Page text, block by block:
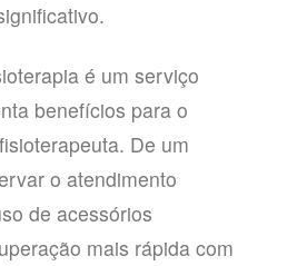
é um serviço
benefícios para o
De um
o atendimento
de acessórios
mais rápida com